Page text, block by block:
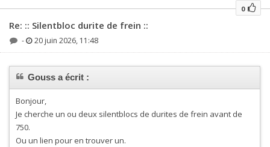
Re: :: Silentbloc durite de frein ::
- 20 juin 2026, 11:48
Gouss a écrit :
Bonjour,
Je cherche un ou deux silentblocs de durites de frein avant de
750.
Ou un lien pour en trouver un.
0